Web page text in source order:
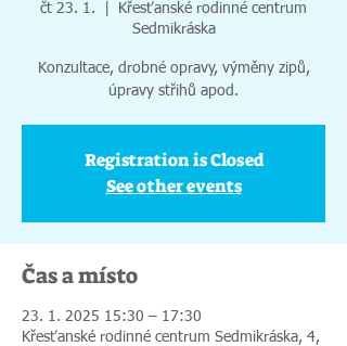
čt 23. 1.
Křesťanské rodinné centrum
Sedmikráska
Konzultace, drobné opravy, výměny zipů,
úpravy střihů apod.
Registration is Closed
See other events
Čas a místo
23. 1. 2025 15:30 – 17:30
Křesťanské rodinné centrum Sedmikráska, 4,